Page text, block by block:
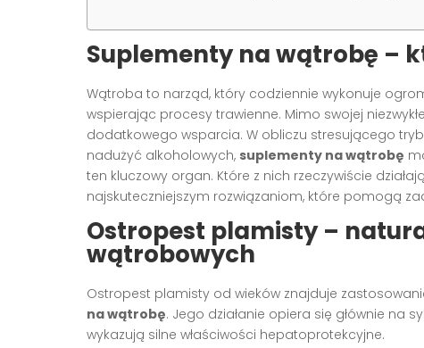
Suplementy na wątrobę –
Wątroba to narząd, który codziennie wykonuje
wspierając procesy trawienne. Mimo swojej
dodatkowego wsparcia. W obliczu stresującego
nadużyć alkoholowych, suplementy na wątrobę
ten kluczowy organ. Które z nich rzeczywiście
najskuteczniejszym rozwiązaniom, które pomogą
Ostropest plamisty –
wątrobowych
Ostropest plamisty od wieków znajduje
na wątrobę. Jego działanie opiera się głównie na
wykazują silne właściwości hepatoprotekcyjne.